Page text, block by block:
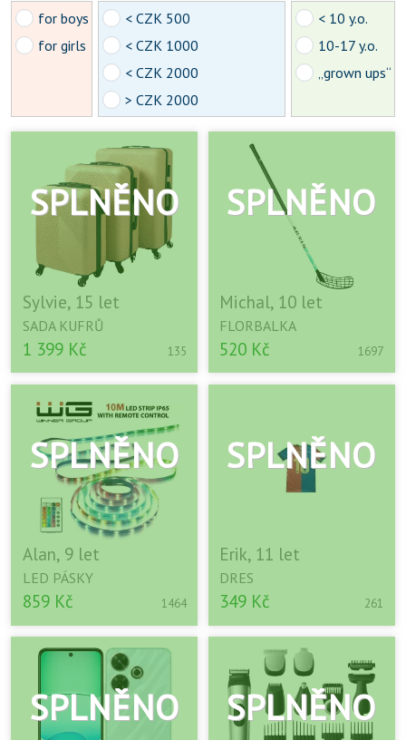
for boys
for girls
< CZK 500
< CZK 1000
< CZK 2000
> CZK 2000
< 10 y.o.
10-17 y.o.
„grown ups“
Sylvie, 15 let
SADA KUFRŮ
1 399 Kč 135
Michal, 10 let
FLORBALKA
520 Kč 1697
Alan, 9 let
LED PÁSKY
859 Kč 1464
Erik, 11 let
DRES
349 Kč 261